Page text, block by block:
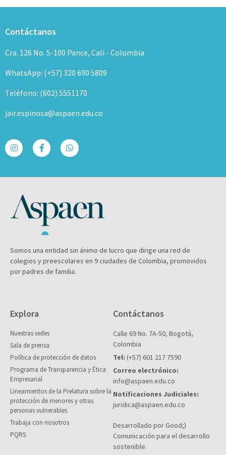
Contáctanos
Cra. 126 No. 5-100 Pance, Cali - Colombia
WhatsApp: (+57) 320 690 5809
Teléfono: (602) 5551170
jair.espinosa@aspaen.edu.co
Somos una entidad sin ánimo de lucro que dirige una red de
colegios y preescolares en 9 ciudades de Colombia, promovidos
por padres de familia.
Explora
Nuestras sedes
Sala de prensa
Política de protección de datos
Programa de Transparencia y Ética
Empresarial
Lineamientos de la Prelatura sobre la
protección de menores y otras
personas vulnerables
Trabaja con nosotros
PQRS
Contáctanos
Calle 69 No. 7A-50, Bogotá,
Colombia
Tel: (+57) 601 217 7590
Correo electrónico:
info@aspaen.edu.co
Notificaciones Judiciales:
juridica@aspaen.edu.co
Desarrollado por Good;)
Comunicación para el desarrollo
sostenible.